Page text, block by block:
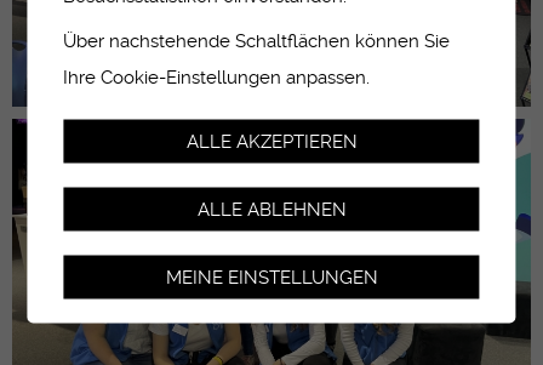
Über nachstehende Schaltflächen können Sie
Ihre Cookie-Einstellungen anpassen.
ALLE AKZEPTIEREN
ALLE ABLEHNEN
MEINE EINSTELLUNGEN